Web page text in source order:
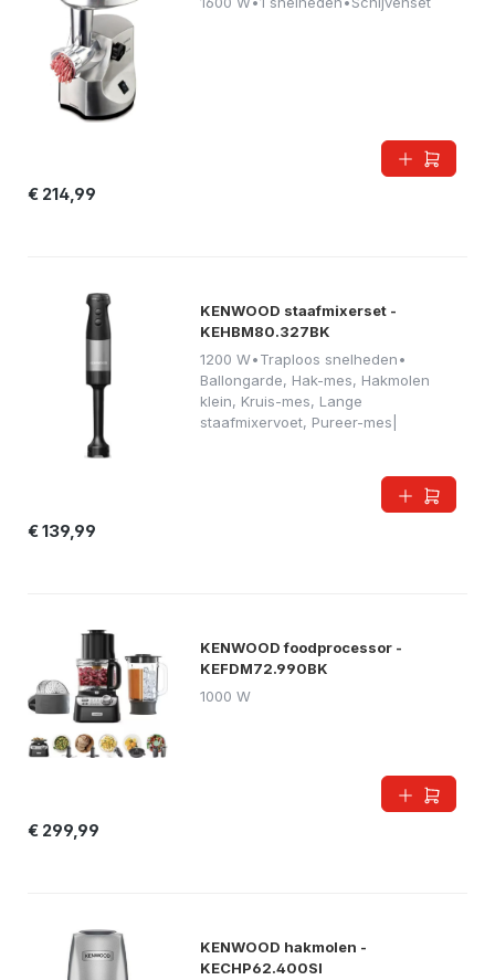
€ 214,99
KENWOOD staafmixerset -
KEHBM80.327BK
1200 W•Traploos snelheden•
Ballongarde, Hak-mes, Hakmolen
klein, Kruis-mes, Lange
staafmixervoet, Pureer-mes|
€ 139,99
KENWOOD foodprocessor -
KEFDM72.990BK
1000 W
€ 299,99
KENWOOD hakmolen -
KECHP62.400SI